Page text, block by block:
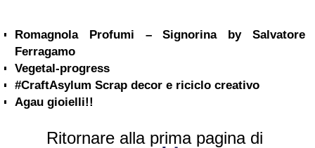
Romagnola Profumi – Signorina by Salvatore
Ferragamo
Vegetal-progress
#CraftAsylum Scrap decor e riciclo creativo
Agau gioielli!!
Ritornare alla prima pagina di